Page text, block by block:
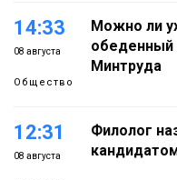
14:33
08 августа
Общество
Можно ли
обеденный
Минтруда
12:31
08 августа
Филолог